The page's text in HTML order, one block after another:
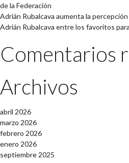
de la Federación
Adrián Rubalcava aumenta la
Adrián Rubalcava entre los favoritos
Comentarios
Archivos
abril 2026
marzo 2026
febrero 2026
enero 2026
septiembre 2025